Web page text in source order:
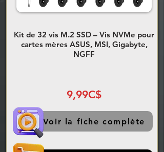
Kit de 32 vis M.2 SSD – Vis NVMe pour
cartes mères ASUS, MSI, Gigabyte,
NGFF
9,99C$
Voir la fiche complète